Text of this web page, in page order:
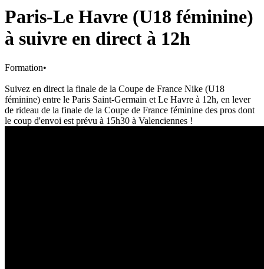
Paris-Le Havre (U18 féminine)
à suivre en direct à 12h
Formation•
Suivez en direct la finale de la Coupe de France Nike (U18
féminine) entre le Paris Saint-Germain et Le Havre à 12h, en lever
de rideau de la finale de la Coupe de France féminine des pros dont
le coup d'envoi est prévu à 15h30 à Valenciennes !